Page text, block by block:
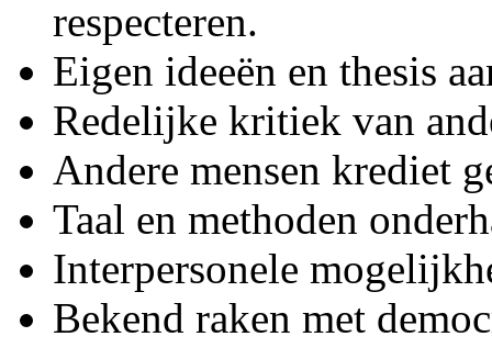
respecteren.
Eigen ideeën en thesis
Redelijke kritiek van
Andere mensen krediet
Taal en methoden
Interpersonele
Bekend raken met